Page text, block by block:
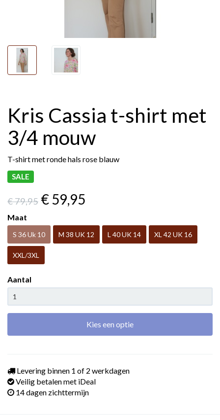
Kris Cassia t-shirt met
3/4 mouw
T-shirt met ronde hals rose blauw
SALE
€ 79,95 € 59,95
Maat
S 36 Uk 10 M 38 UK 12 L 40 UK 14 XL 42 UK 16
XXL/3XL
Aantal
Kies een optie
Levering binnen 1 of 2 werkdagen
Veilig betalen met iDeal
14 dagen zichttermijn